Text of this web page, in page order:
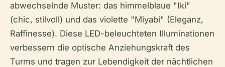
abwechselnde Muster: das himmelblaue "Iki"
(chic, stilvoll) und das violette "Miyabi" (Eleganz,
Raffinesse). Diese LED-beleuchteten Illuminationen
verbessern die optische Anziehungskraft des
Turms und tragen zur Lebendigkeit der nächtlichen